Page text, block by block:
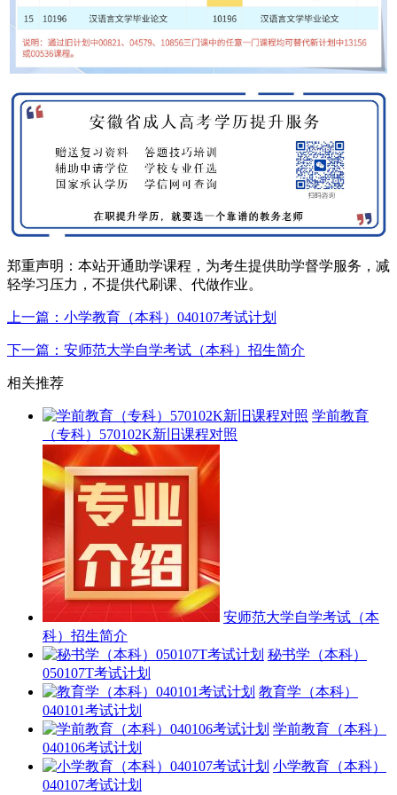
郑重声明：本站开通助学课程，为考生提供助学督学服务，减
轻学习压力，不提供代刷课、代做作业。
上一篇：小学教育（本科）040107考试计划
下一篇：安师范大学自学考试（本科）招生简介
相关推荐
学前教育
（专科）570102K新旧课程对照
安师范大学自学考试（本
科）招生简介
秘书学（本科）
050107T考试计划
教育学（本科）
040101考试计划
学前教育（本科）
040106考试计划
小学教育（本科）
040107考试计划